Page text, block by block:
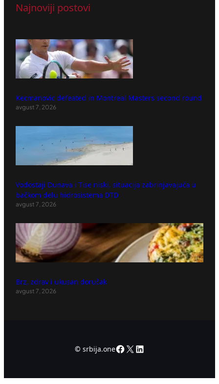
Najnoviji postovi
Kecmanovic defeated in Montreal Masters second round
avgust 7, 2026
Vodostaji Dunava i Tise niski, situacija zabrinjavajuća u
bačkom delu hidrosistema DTD
avgust 7, 2026
Brz, zdrav i ukusan doručak
avgust 7, 2026
© srbija.oneFacebook
X LinkedIn